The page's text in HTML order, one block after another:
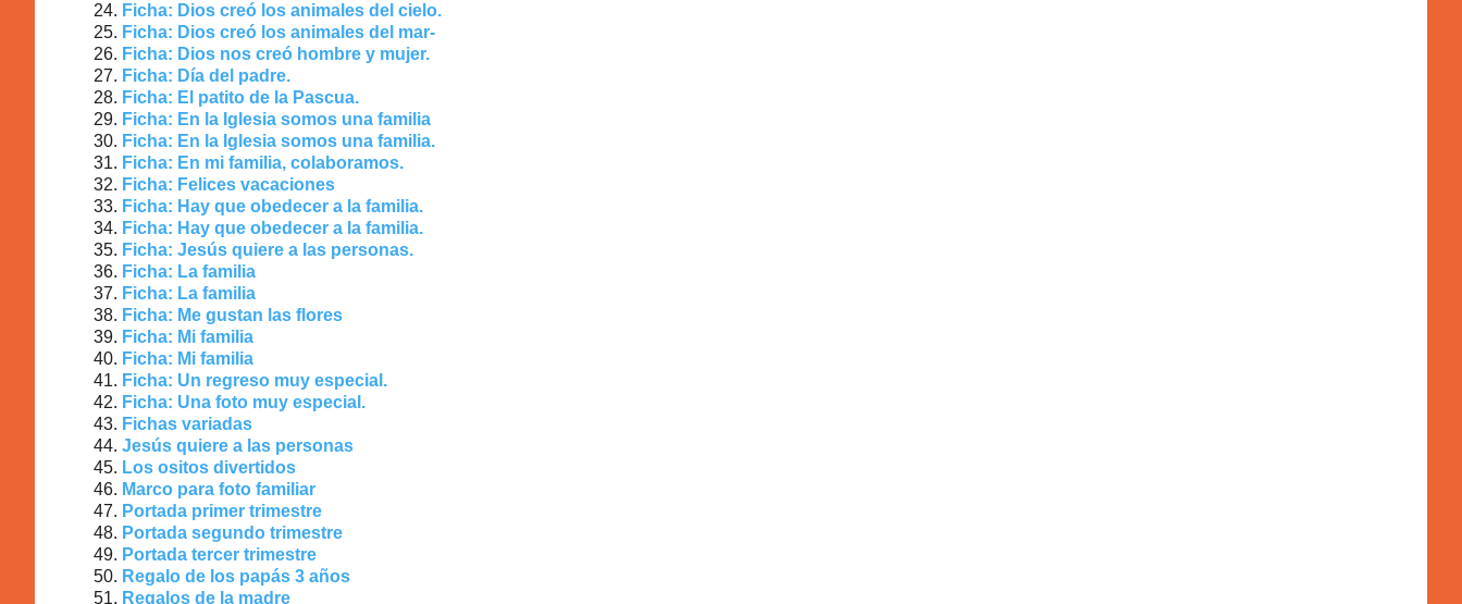
Ficha: Dios creó los animales del cielo.
Ficha: Dios creó los animales del mar-
Ficha: Dios nos creó hombre y mujer.
Ficha: Día del padre.
Ficha: El patito de la Pascua.
Ficha: En la Iglesia somos una familia
Ficha: En la Iglesia somos una familia.
Ficha: En mi familia, colaboramos.
Ficha: Felices vacaciones
Ficha: Hay que obedecer a la familia.
Ficha: Hay que obedecer a la familia.
Ficha: Jesús quiere a las personas.
Ficha: La familia
Ficha: La familia
Ficha: Me gustan las flores
Ficha: Mi familia
Ficha: Mi familia
Ficha: Un regreso muy especial.
Ficha: Una foto muy especial.
Fichas variadas
Jesús quiere a las personas
Los ositos divertidos
Marco para foto familiar
Portada primer trimestre
Portada segundo trimestre
Portada tercer trimestre
Regalo de los papás 3 años
Regalos de la madre